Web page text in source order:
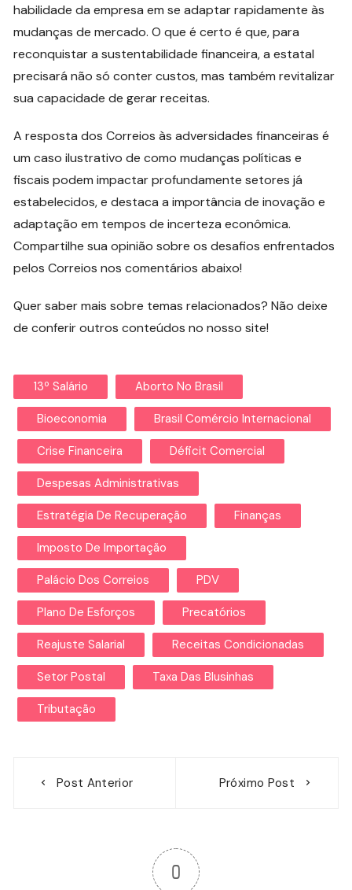
habilidade da empresa em se adaptar rapidamente às
mudanças de mercado. O que é certo é que, para
reconquistar a sustentabilidade financeira, a estatal
precisará não só conter custos, mas também revitalizar
sua capacidade de gerar receitas.
A resposta dos Correios às adversidades financeiras é
um caso ilustrativo de como mudanças políticas e
fiscais podem impactar profundamente setores já
estabelecidos, e destaca a importância de inovação e
adaptação em tempos de incerteza econômica.
Compartilhe sua opinião sobre os desafios enfrentados
pelos Correios nos comentários abaixo!
Quer saber mais sobre temas relacionados? Não deixe
de conferir outros conteúdos no nosso site!
13º Salário Aborto No Brasil
Bioeconomia Brasil Comércio Internacional
Crise Financeira Déficit Comercial
Despesas Administrativas
Estratégia De Recuperação Finanças
Imposto De Importação
Palácio Dos Correios PDV
Plano De Esforços Precatórios
Reajuste Salarial Receitas Condicionadas
Setor Postal Taxa Das Blusinhas
Tributação
Post Anterior Próximo Post
0